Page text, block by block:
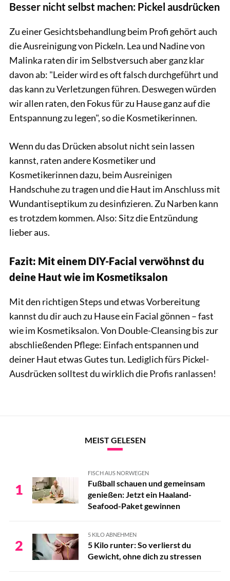
Besser nicht selbst machen: Pickel ausdrücken
Zu einer Gesichtsbehandlung beim Profi gehört auch
die Ausreinigung von Pickeln. Lea und Nadine von
Malinka raten dir im Selbstversuch aber ganz klar
davon ab: "Leider wird es oft falsch durchgeführt und
das kann zu Verletzungen führen. Deswegen würden
wir allen raten, den Fokus für zu Hause ganz auf die
Entspannung zu legen", so die Kosmetikerinnen.
Wenn du das Drücken absolut nicht sein lassen
kannst, raten andere Kosmetiker und
Kosmetikerinnen dazu, beim Ausreinigen
Handschuhe zu tragen und die Haut im Anschluss mit
Wundantiseptikum zu desinfizieren. Zu Narben kann
es trotzdem kommen. Also: Sitz die Entzündung
lieber aus.
Fazit: Mit einem DIY-Facial verwöhnst du
deine Haut wie im Kosmetiksalon
Mit den richtigen Steps und etwas Vorbereitung
kannst du dir auch zu Hause ein Facial gönnen – fast
wie im Kosmetiksalon. Von Double-Cleansing bis zur
abschließenden Pflege: Einfach entspannen und
deiner Haut etwas Gutes tun. Lediglich fürs Pickel-
Ausdrücken solltest du wirklich die Profis ranlassen!
MEIST GELESEN
1
FISCH AUS NORWEGEN
Fußball schauen und gemeinsam
genießen: Jetzt ein Haaland-
Seafood-Paket gewinnen
2
5 KILO ABNEHMEN
5 Kilo runter: So verlierst du
Gewicht, ohne dich zu stressen